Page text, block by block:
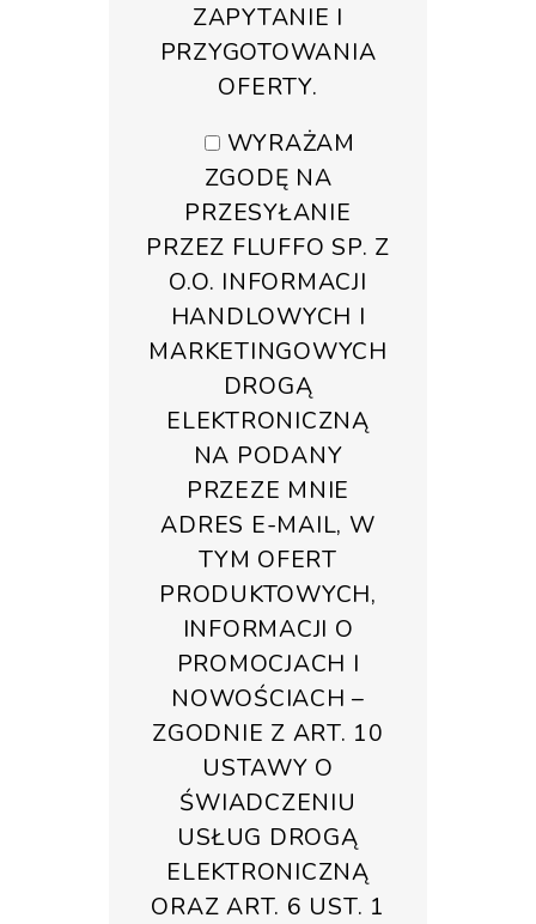
ZAPYTANIE I
PRZYGOTOWANIA
OFERTY.
WYRAŻAM
ZGODĘ NA
PRZESYŁANIE
PRZEZ FLUFFO SP. Z
O.O. INFORMACJI
HANDLOWYCH I
MARKETINGOWYCH
DROGĄ
ELEKTRONICZNĄ
NA PODANY
PRZEZE MNIE
ADRES E-MAIL, W
TYM OFERT
PRODUKTOWYCH,
INFORMACJI O
PROMOCJACH I
NOWOŚCIACH –
ZGODNIE Z ART. 10
USTAWY O
ŚWIADCZENIU
USŁUG DROGĄ
ELEKTRONICZNĄ
ORAZ ART. 6 UST. 1